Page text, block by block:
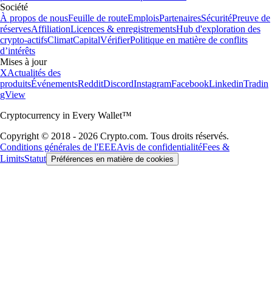
Société
À propos de nousFeuille de routeEmploisPartenairesSécuritéPreuve de
réservesAffiliationLicences & enregistrementsHub d'exploration des
crypto-actifsClimatCapitalVérifierPolitique en matière de conflits
d’intérêts
Mises à jour
XActualités des
produitsÉvénementsRedditDiscordInstagramFacebookLinkedinTradin
gView
Cryptocurrency in Every Wallet™
Copyright © 2018 - 2026 Crypto.com. Tous droits réservés.
Conditions générales de l'EEEAvis de confidentialitéFees &
LimitsStatut Préférences en matière de cookies